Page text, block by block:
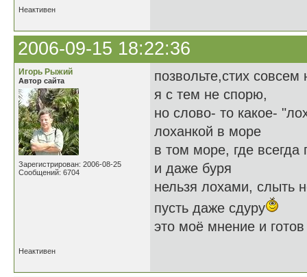
Неактивен
2006-09-15 18:22:36
Игорь Рыжий
Автор сайта
Зарегистрирован: 2006-08-25
Сообщений: 6704
позвольте,стих совсем
я с тем не спорю,
но слово- то какое-
лоханкой в море
в том море, где всегда
и даже буря
нельзя лохами, слыть
пусть даже сдуру
это моё мнение и
Неактивен